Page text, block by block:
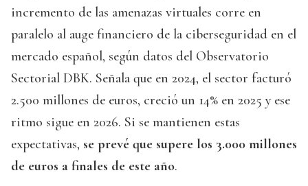
incremento de las amenazas virtuales corre en
paralelo al auge financiero de la ciberseguridad en el
mercado español, según datos del Observatorio
Sectorial DBK. Señala que en 2024, el sector facturó
2.500 millones de euros, creció un 14% en 2025 y ese
ritmo sigue en 2026. Si se mantienen estas
expectativas, se prevé que supere los 3.000 millones
de euros a finales de este año.